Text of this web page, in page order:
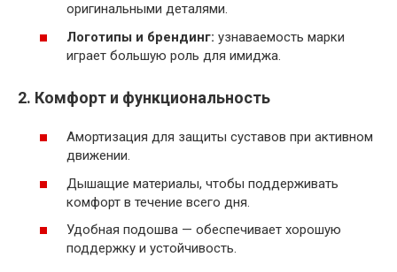
оригинальными деталями.
Логотипы и брендинг: узнаваемость марки
играет большую роль для имиджа.
2. Комфорт и функциональность
Амортизация для защиты суставов при активном
движении.
Дышащие материалы, чтобы поддерживать
комфорт в течение всего дня.
Удобная подошва — обеспечивает хорошую
поддержку и устойчивость.